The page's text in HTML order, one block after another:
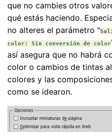
que no cambies otros
qué estás haciendo.
no alteres el parámetro "
color: Sin conversión de color
así asegura que no habrá
color o cambios de tintas
colores y las
como se idearon.